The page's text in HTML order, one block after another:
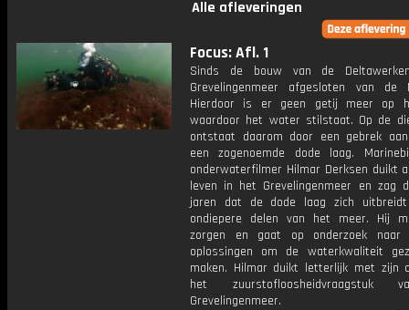
Alle afleveringen
Focus: Afl. 1
Sinds de bouw van de
Grevelingenmeer afgesloten van de
Hierdoor is er geen getij meer op
waardoor het water stilstaat. Op de
ontstaat daarom door een gebrek
een zogenoemde dode laag.
onderwaterfilmer Hilmar Derksen duikt
leven in het Grevelingenmeer en zag
jaren dat de dode laag zich
ondiepere delen van het meer. Hij
zorgen en gaat op onderzoek naar
oplossingen om de waterkwaliteit
maken. Hilmar duikt letterlijk met zijn
het zuurstofloosheidvraagstuk
Grevelingenmeer.